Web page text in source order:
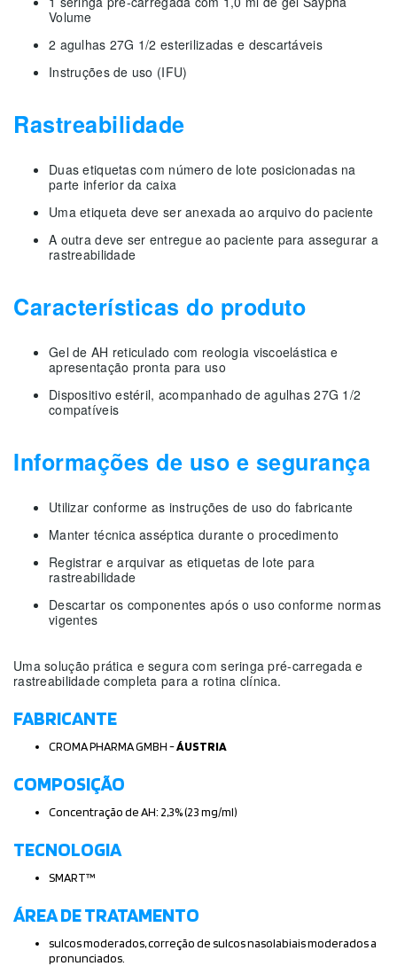
Volume
2 agulhas 27G 1/2 esterilizadas e descartáveis
Instruções de uso (IFU)
Rastreabilidade
Duas etiquetas com número de lote posicionadas na
parte inferior da caixa
Uma etiqueta deve ser anexada ao arquivo do paciente
A outra deve ser entregue ao paciente para assegurar a
rastreabilidade
Características do produto
Gel de AH reticulado com reologia viscoelástica e
apresentação pronta para uso
Dispositivo estéril, acompanhado de agulhas 27G 1/2
compatíveis
Informações de uso e segurança
Utilizar conforme as instruções de uso do fabricante
Manter técnica asséptica durante o procedimento
Registrar e arquivar as etiquetas de lote para
rastreabilidade
Descartar os componentes após o uso conforme normas
vigentes
Uma solução prática e segura com seringa pré-carregada e
rastreabilidade completa para a rotina clínica.
FABRICANTE
CROMA PHARMA GMBH -ÁUSTRIA
COMPOSIÇÃO
Concentração de AH: 2,3% (23 mg/ml)
TECNOLOGIA
SMART™
ÁREA DE TRATAMENTO
sulcos moderados, correção de sulcos nasolabiais moderados a
pronunciados.